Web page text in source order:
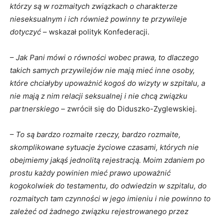
którzy są w rozmaitych związkach o charakterze
nieseksualnym i ich również powinny te przywileje
dotyczyć – wskazał polityk Konfederacji.
– Jak Pani mówi o równości wobec prawa, to dlaczego
takich samych przywilejów nie mają mieć inne osoby,
które chciałyby upoważnić kogoś do wizyty w szpitalu, a
nie mają z nim relacji seksualnej i nie chcą związku
partnerskiego – zwrócił się do Diduszko-Zyglewskiej.
– To są bardzo rozmaite rzeczy, bardzo rozmaite,
skomplikowane sytuacje życiowe czasami, których nie
obejmiemy jakąś jednolitą rejestracją. Moim zdaniem po
prostu każdy powinien mieć prawo upoważnić
kogokolwiek do testamentu, do odwiedzin w szpitalu, do
rozmaitych tam czynności w jego imieniu i nie powinno to
zależeć od żadnego związku rejestrowanego przez